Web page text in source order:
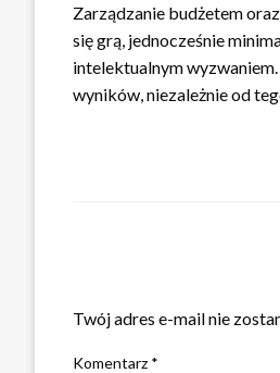
Zarządzanie budżetem
się grą, jednocześnie
intelektualnym
wyników, niezależnie od
Twój adres e-mail nie
Komentarz *